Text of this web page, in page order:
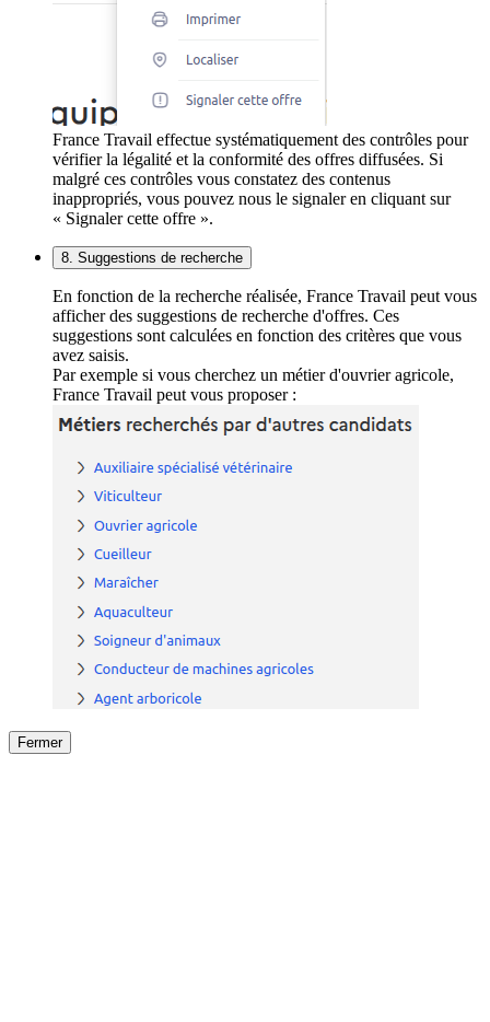
France Travail effectue systématiquement des contrôles pour
vérifier la légalité et la conformité des offres diffusées. Si
malgré ces contrôles vous constatez des contenus
inappropriés, vous pouvez nous le signaler en cliquant sur
« Signaler cette offre ».
8. Suggestions de recherche
En fonction de la recherche réalisée, France Travail peut vous
afficher des suggestions de recherche d'offres. Ces
suggestions sont calculées en fonction des critères que vous
avez saisis.
Par exemple si vous cherchez un métier d'ouvrier agricole,
France Travail peut vous proposer :
Fermer